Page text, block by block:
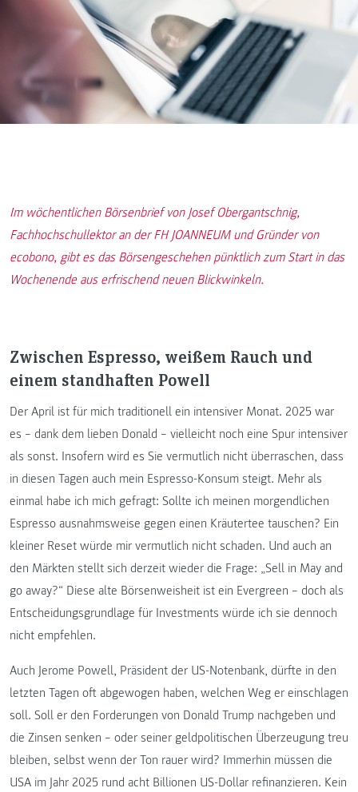
Im wöchentlichen Börsenbrief von Josef Obergantschnig,
Fachhochschullektor an der FH JOANNEUM und Gründer von
ecobono, gibt es das Börsengeschehen pünktlich zum Start in das
Wochenende aus erfrischend neuen Blickwinkeln.
Zwischen Espresso, weißem Rauch und
einem standhaften Powell
Der April ist für mich traditionell ein intensiver Monat. 2025 war
es – dank dem lieben Donald – vielleicht noch eine Spur intensiver
als sonst. Insofern wird es Sie vermutlich nicht überraschen, dass
in diesen Tagen auch mein Espresso-Konsum steigt. Mehr als
einmal habe ich mich gefragt: Sollte ich meinen morgendlichen
Espresso ausnahmsweise gegen einen Kräutertee tauschen? Ein
kleiner Reset würde mir vermutlich nicht schaden. Und auch an
den Märkten stellt sich derzeit wieder die Frage: „Sell in May and
go away?“ Diese alte Börsenweisheit ist ein Evergreen – doch als
Entscheidungsgrundlage für Investments würde ich sie dennoch
nicht empfehlen.
Auch Jerome Powell, Präsident der US-Notenbank, dürfte in den
letzten Tagen oft abgewogen haben, welchen Weg er einschlagen
soll. Soll er den Forderungen von Donald Trump nachgeben und
die Zinsen senken – oder seiner geldpolitischen Überzeugung treu
bleiben, selbst wenn der Ton rauer wird? Immerhin müssen die
USA im Jahr 2025 rund acht Billionen US-Dollar refinanzieren. Kein